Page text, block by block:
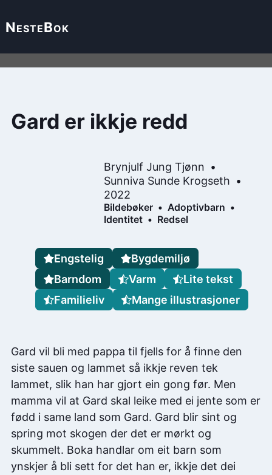
NesteBok
Gard er ikkje redd
Brynjulf Jung Tjønn
Sunniva Sunde Krogseth
2022
Bildebøker
Adoptivbarn
Identitet
Redsel
Gard vil bli med pappa til fjells for å finne den
siste sauen og lammet så ikkje reven tek
lammet, slik han har gjort ein gong før. Men
mamma vil at Gard skal leike med ei jente som er
fødd i same land som Gard. Gard blir sint og
spring mot skogen der det er mørkt og
skummelt. Boka handlar om eit barn som
ynskjer å bli sett for det han er, ikkje det dei
Engstelig
Bygdemiljø
Barndom
Varm
Lite tekst
Familieliv
Mange illustrasjoner